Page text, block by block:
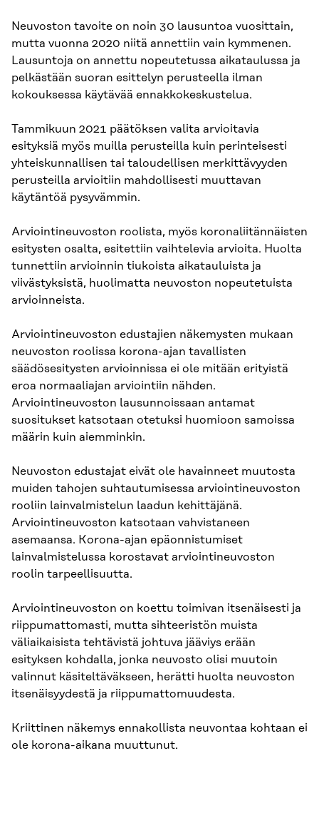
Neuvoston tavoite on noin 30 lausuntoa vuosittain,
mutta vuonna 2020 niitä annettiin vain kymmenen.
Lausuntoja on annettu nopeutetussa aikataulussa ja
pelkästään suoran esittelyn perusteella ilman
kokouksessa käytävää ennakkokeskustelua.
Tammikuun 2021 päätöksen valita arvioitavia
esityksiä myös muilla perusteilla kuin perinteisesti
yhteiskunnallisen tai taloudellisen merkittävyyden
perusteilla arvioitiin mahdollisesti muuttavan
käytäntöä pysyvämmin.
Arviointineuvoston roolista, myös koronaliitännäisten
esitysten osalta, esitettiin vaihtelevia arvioita. Huolta
tunnettiin arvioinnin tiukoista aikatauluista ja
viivästyksistä, huolimatta neuvoston nopeutetuista
arvioinneista.
Arviointineuvoston edustajien näkemysten mukaan
neuvoston roolissa korona-ajan tavallisten
säädösesitysten arvioinnissa ei ole mitään erityistä
eroa normaaliajan arviointiin nähden.
Arviointineuvoston lausunnoissaan antamat
suositukset katsotaan otetuksi huomioon samoissa
määrin kuin aiemminkin.
Neuvoston edustajat eivät ole havainneet muutosta
muiden tahojen suhtautumisessa arviointineuvoston
rooliin lainvalmistelun laadun kehittäjänä.
Arviointineuvoston katsotaan vahvistaneen
asemaansa. Korona-ajan epäonnistumiset
lainvalmistelussa korostavat arviointineuvoston
roolin tarpeellisuutta.
Arviointineuvoston on koettu toimivan itsenäisesti ja
riippumattomasti, mutta sihteeristön muista
väliaikaisista tehtävistä johtuva jääviys erään
esityksen kohdalla, jonka neuvosto olisi muutoin
valinnut käsiteltäväkseen, herätti huolta neuvoston
itsenäisyydestä ja riippumattomuudesta.
Kriittinen näkemys ennakollista neuvontaa kohtaan ei
ole korona-aikana muuttunut.